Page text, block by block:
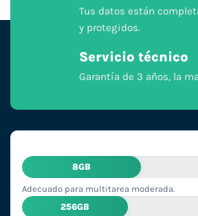
Tus datos están
y protegidos.
Servicio técnico
Garantía de 3 años, la
8GB
Adecuado para multitarea moderada.
256GB